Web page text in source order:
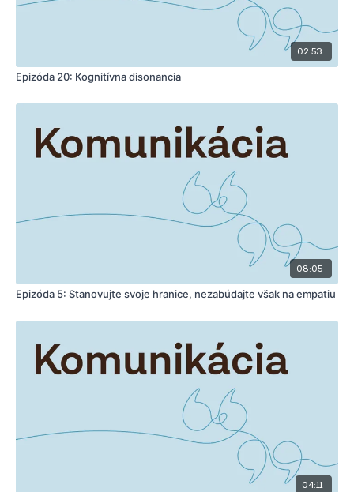
02:53
Epizóda 20: Kognitívna disonancia
08:05
Epizóda 5: Stanovujte svoje hranice, nezabúdajte však na empatiu
04:11